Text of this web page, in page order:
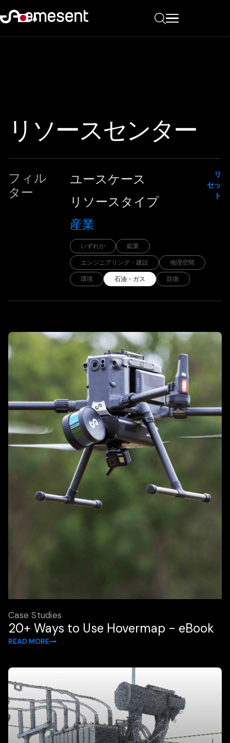
リソースセンター
フィル
ター
ユースケース
リソースタイプ
産業
いずれか
鉱業
エンジニアリング・建設
地理空間
環境
石油・ガス 防衛
リ
セッ
ト
Case Studies
20+ Ways to Use Hovermap - eBook
READ MORE
JA